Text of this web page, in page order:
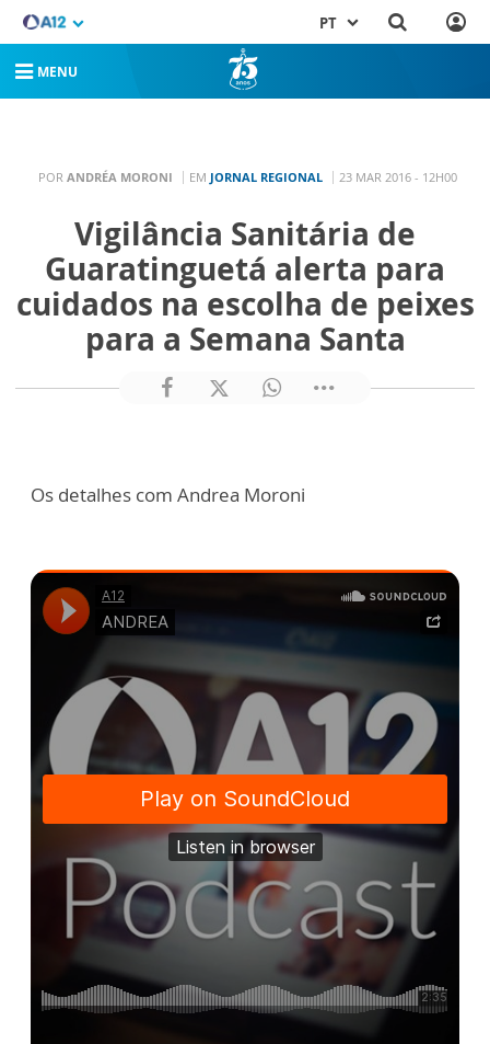
PT
MENU
POR ANDRÉA MORONI EM JORNAL REGIONAL 23 MAR 2016 - 12H00
Vigilância Sanitária de
Guaratinguetá alerta para
cuidados na escolha de peixes
para a Semana Santa
Os detalhes com Andrea Moroni